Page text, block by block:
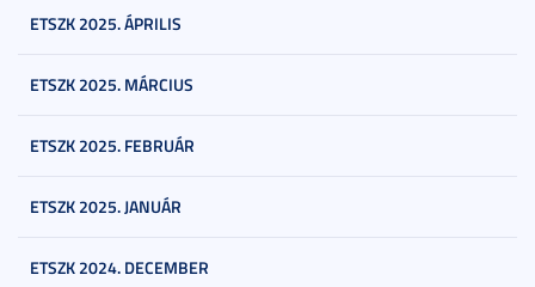
ETSZK 2025. ÁPRILIS
ETSZK 2025. MÁRCIUS
ETSZK 2025. FEBRUÁR
ETSZK 2025. JANUÁR
ETSZK 2024. DECEMBER